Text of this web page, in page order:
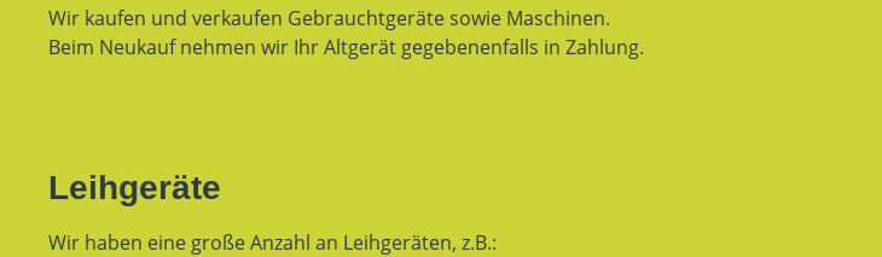
Wir kaufen und verkaufen Gebrauchtgeräte sowie Maschinen.
Beim Neukauf nehmen wir Ihr Altgerät gegebenenfalls in Zahlung.
Leihgeräte
Wir haben eine große Anzahl an Leihgeräten, z.B.: